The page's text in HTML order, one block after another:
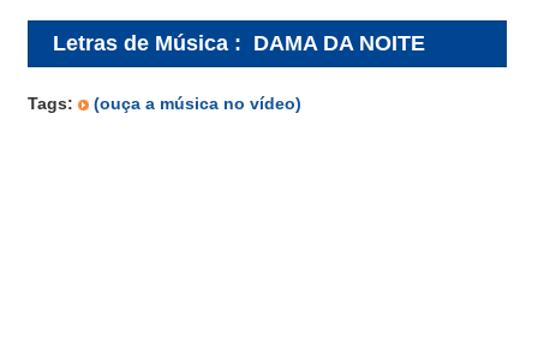
Letras de Música : DAMA DA NOITE
Tags: (ouça a música no vídeo)